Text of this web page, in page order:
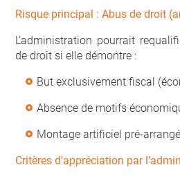
Risque principal : Abus de droit
L’administration pourrait
de droit si elle démontre :
But exclusivement fiscal
Absence de motifs
Montage artificiel pré-
Critères d’appréciation par